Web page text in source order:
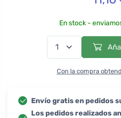
En stock -
Con la compra
Envío gratis en pedidos
Los pedidos realizados